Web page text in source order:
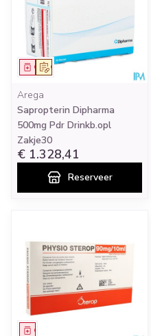
Op voorschrift
Geneesmiddel
Arega
Sapropterin Dipharma
500mg Pdr Drinkb.opl
Zakje30
€ 1.328,41
Reserveer
Geneesmiddel